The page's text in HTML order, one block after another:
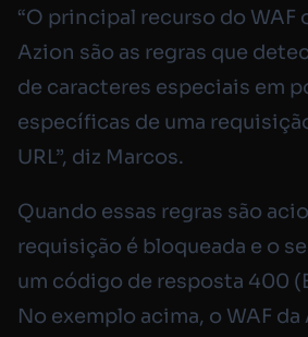
“O principal recurso do WAF
Azion são as regras que
de caracteres especiais em
específicas de uma
URL”, diz Marcos.
Quando essas regras são
requisição é bloqueada e o
um código de resposta 400
No exemplo acima, o WAF